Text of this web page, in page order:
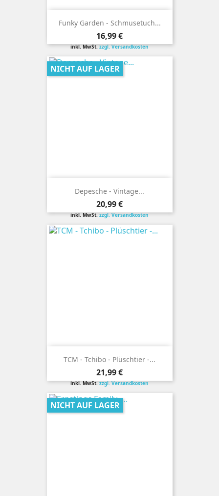
Funky Garden - Schmusetuch...
Preis
16,99 €
inkl. MwSt.zzgl. Versandkosten
Depesche - Vintage...
Preis
20,99 €
inkl. MwSt.zzgl. Versandkosten
NICHT AUF LAGER
TCM - Tchibo - Plüschtier -...
Preis
21,99 €
inkl. MwSt.zzgl. Versandkosten
NICHT AUF LAGER